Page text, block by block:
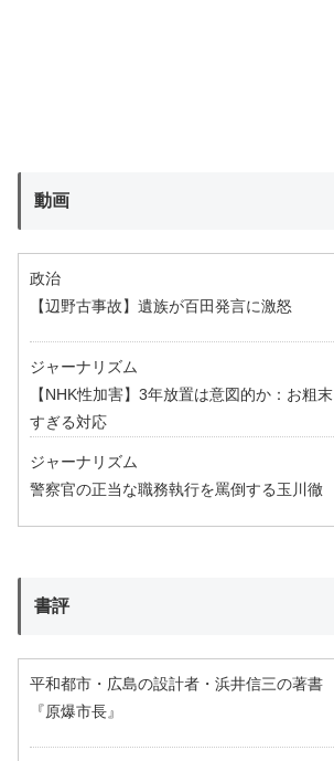
動画
政治
【辺野古事故】遺族が百田発言に激怒
ジャーナリズム
【NHK性加害】3年放置は意図的か：お粗末
すぎる対応
ジャーナリズム
警察官の正当な職務執行を罵倒する玉川徹
書評
平和都市・広島の設計者・浜井信三の著書
『原爆市長』